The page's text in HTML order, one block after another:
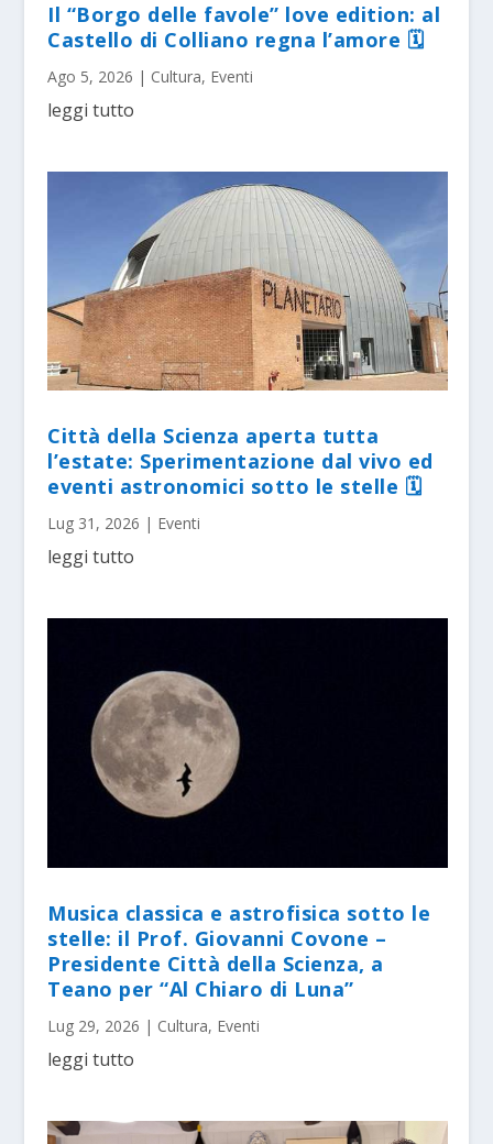
Il “Borgo delle favole” love edition: al
Castello di Colliano regna l’amore 🗓
Ago 5, 2026 | Cultura, Eventi
leggi tutto
Città della Scienza aperta tutta
l’estate: Sperimentazione dal vivo ed
eventi astronomici sotto le stelle 🗓
Lug 31, 2026 | Eventi
leggi tutto
Musica classica e astrofisica sotto le
stelle: il Prof. Giovanni Covone –
Presidente Città della Scienza, a
Teano per “Al Chiaro di Luna”
Lug 29, 2026 | Cultura, Eventi
leggi tutto